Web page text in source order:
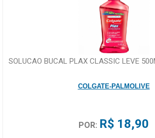
SOLUCAO BUCAL PLAX CLASSIC LEVE
COLGATE-PALMOLIVE
POR: R$ 18,90